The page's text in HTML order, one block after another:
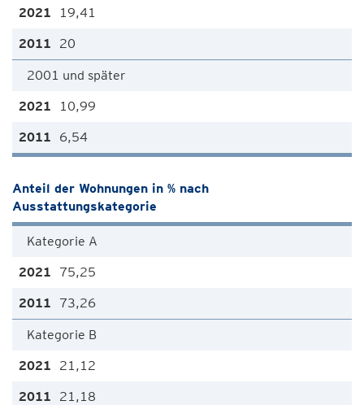
19,41
20
2001 und später
10,99
6,54
Anteil der Wohnungen in % nach
Ausstattungskategorie
Kategorie A
75,25
73,26
Kategorie B
21,12
21,18